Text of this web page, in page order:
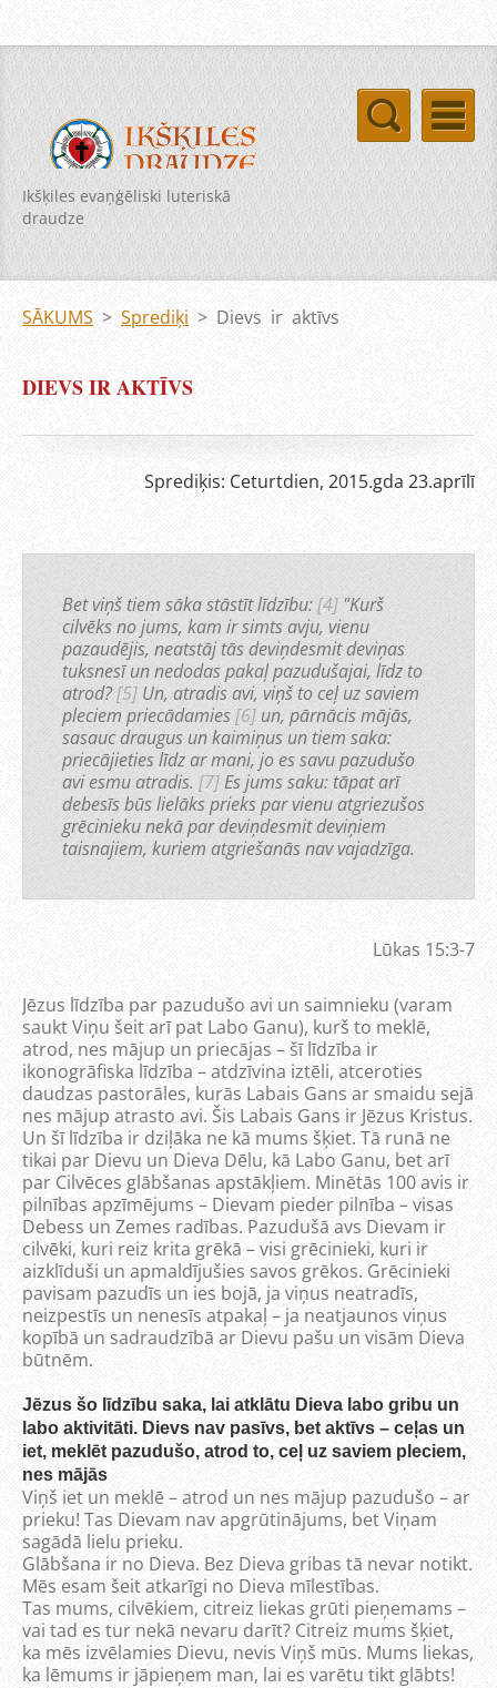
Ikšķiles evaņģēliski luteriskā
draudze
SĀKUMS > Sprediķi > Dievs ir aktīvs
DIEVS IR AKTĪVS
Sprediķis: Ceturtdien, 2015.gda 23.aprīlī
Bet viņš tiem sāka stāstīt līdzību:[4] "Kurš
cilvēks no jums, kam ir simts avju, vienu
pazaudējis, neatstāj tās deviņdesmit deviņas
tuksnesī un nedodas pakaļ pazudušajai, līdz to
atrod?[5] Un, atradis avi, viņš to ceļ uz saviem
pleciem priecādamies[6] un, pārnācis mājās,
sasauc draugus un kaimiņus un tiem saka:
priecājieties līdz ar mani, jo es savu pazudušo
avi esmu atradis. [7]Es jums saku: tāpat arī
debesīs būs lielāks prieks par vienu atgriezušos
grēcinieku nekā par deviņdesmit deviņiem
taisnajiem, kuriem atgriešanās nav vajadzīga.
Lūkas 15:3-7
Jēzus līdzība par pazudušo avi un saimnieku (varam
saukt Viņu šeit arī pat Labo Ganu), kurš to meklē,
atrod, nes mājup un priecājas – šī līdzība ir
ikonogrāfiska līdzība – atdzīvina iztēli, atceroties
daudzas pastorāles, kurās Labais Gans ar smaidu sejā
nes mājup atrasto avi. Šis Labais Gans ir Jēzus Kristus.
Un šī līdzība ir dziļāka ne kā mums šķiet. Tā runā ne
tikai par Dievu un Dieva Dēlu, kā Labo Ganu, bet arī
par Cilvēces glābšanas apstākļiem. Minētās 100 avis ir
pilnības apzīmējums – Dievam pieder pilnība – visas
Debess un Zemes radības. Pazudušā avs Dievam ir
cilvēki, kuri reiz krita grēkā – visi grēcinieki, kuri ir
aizklīduši un apmaldījušies savos grēkos. Grēcinieki
pavisam pazudīs un ies bojā, ja viņus neatradīs,
neizpestīs un nenesīs atpakaļ – ja neatjaunos viņus
kopībā un sadraudzībā ar Dievu pašu un visām Dieva
būtnēm.
Jēzus šo līdzību saka, lai atklātu Dieva labo gribu un
labo aktivitāti. Dievs nav pasīvs, bet aktīvs – ceļas un
iet, meklēt pazudušo, atrod to, ceļ uz saviem pleciem,
nes mājās
Viņš iet un meklē – atrod un nes mājup pazudušo – ar
prieku! Tas Dievam nav apgrūtinājums, bet Viņam
sagādā lielu prieku.
Glābšana ir no Dieva. Bez Dieva gribas tā nevar notikt.
Mēs esam šeit atkarīgi no Dieva mīlestības.
Tas mums, cilvēkiem, citreiz liekas grūti pieņemams –
vai tad es tur nekā nevaru darīt? Citreiz mums šķiet,
ka mēs izvēlamies Dievu, nevis Viņš mūs. Mums liekas,
ka lēmums ir jāpieņem man, lai es varētu tikt glābts!